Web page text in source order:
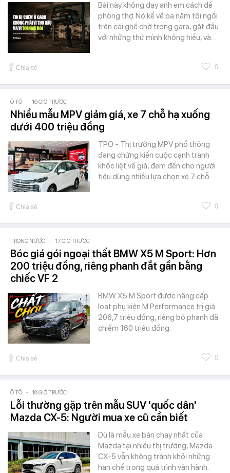
Bài này không dạy anh em cách đề
phòng thợ. Nó kể về ba năm tôi ngồi
trên cái ghế chờ trong gara, gật đầu
với những thứ mình không hiểu, và…
Chia sẻ 0
Ô TÔ - 16 GIỜ TRƯỚC
Nhiều mẫu MPV giảm giá, xe 7 chỗ hạ xuống
dưới 400 triệu đồng
TPO - Thị trường MPV phổ thông
đang chứng kiến cuộc cạnh tranh
khốc liệt về giá, đem đến cho người
tiêu dùng nhiều lựa chọn xe 7 chỗ…
Chia sẻ 0
TRONG NƯỚC - 17 GIỜ TRƯỚC
Bóc giá gói ngoại thất BMW X5 M Sport: Hơn
200 triệu đồng, riêng phanh đắt gần bằng
chiếc VF 2
BMW X5 M Sport được nâng cấp
loạt phụ kiện M Performance trị giá
206,7 triệu đồng, riêng bộ phanh đã
chiếm 160 triệu đồng.
Chia sẻ 0
Ô TÔ - 18 GIỜ TRƯỚC
Lỗi thường gặp trên mẫu SUV 'quốc dân'
Mazda CX-5: Người mua xe cũ cần biết
Dù là mẫu xe bán chạy nhất của
Mazda tại nhiều thị trường, Mazda
CX-5 vẫn không tránh khỏi những
hạn chế trong quá trình vận hành.